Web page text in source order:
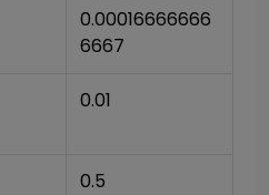
0.00016666666
6667
0.01
0.5